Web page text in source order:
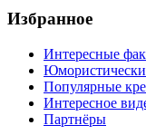
Избранное
Интересные
Популярные
Интересное
Партнёры